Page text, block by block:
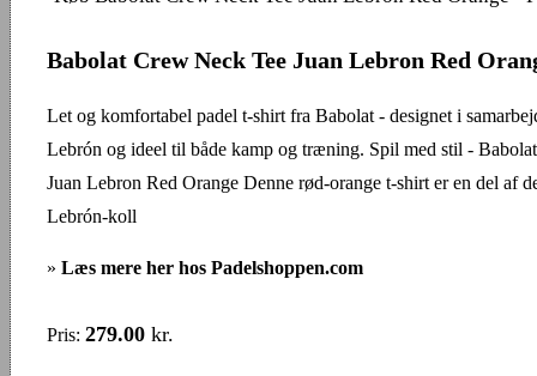
Babolat Crew Neck Tee Juan Lebron Red
Let og komfortabel padel t-shirt fra Babolat - designet i
Lebrón og ideel til både kamp og træning. Spil med stil -
Juan Lebron Red Orange Denne rød-orange t-shirt er en del af
Lebrón-koll
» Læs mere her hos Padelshoppen.com
Pris: 279.00 kr.